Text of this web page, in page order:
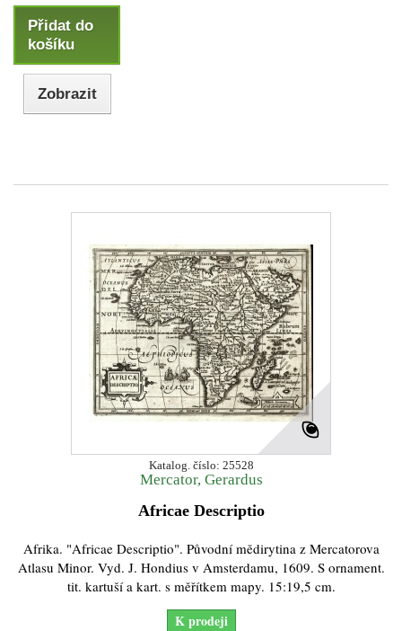
Přidat do
košíku
Zobrazit
Katalog. číslo: 25528
Mercator, Gerardus
Africae Descriptio
Afrika. "Africae Descriptio". Původní mědirytina z Mercatorova
Atlasu Minor. Vyd. J. Hondius v Amsterdamu, 1609. S ornament.
tit. kartuší a kart. s měřítkem mapy. 15:19,5 cm.
K prodeji